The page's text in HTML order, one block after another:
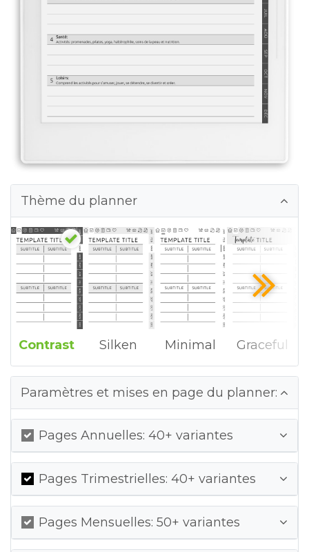
Thème du planner
Contrast Silken Minimal Graceful
Paramètres et mises en page du planner:
Pages Annuelles: 40+ variantes
Pages Trimestrielles: 40+ variantes
Pages Mensuelles: 50+ variantes